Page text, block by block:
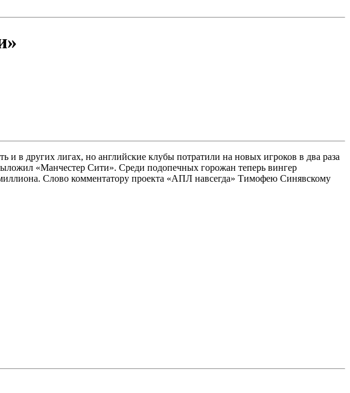
в других лигах, но английские клубы потратили на новых игроков в два раза
«Манчестер Сити». Среди подопечных горожан теперь вингер
Слово комментатору проекта «АПЛ навсегда» Тимофею Синявскому